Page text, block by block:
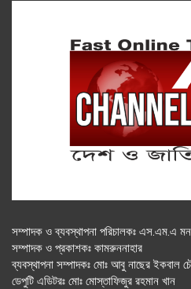
সম্পাদক ও ব্যবস্থাপনা পরিচালকঃ এস.এম.এ
সম্পাদক ও প্রকাশকঃ কামরুননাহার
ব্যবস্থাপনা সম্পাদকঃ মোঃ আবু নাছের ইকবাল
ডেপুটি এডিটরঃ মোঃ মোস্তাফিজুর রহমান খান